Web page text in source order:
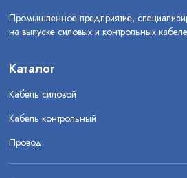
Промышленное предприятие,
на выпуске силовых и контрольных
Каталог
Кабель силовой
Кабель контрольный
Провод